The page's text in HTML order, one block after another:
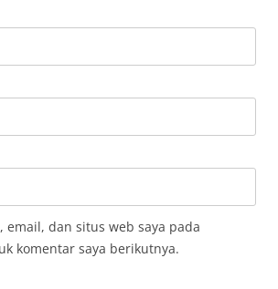
email, dan situs web saya pada
komentar saya berikutnya.